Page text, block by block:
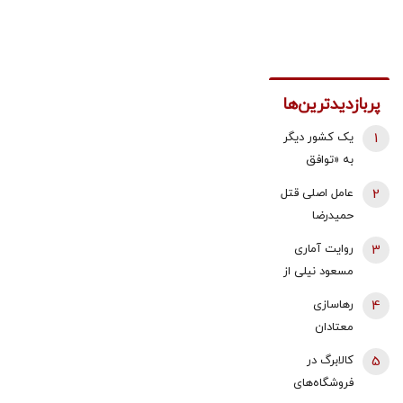
پربازدیدترین‌ها
یک کشور دیگر
به «توافق
پیوندد/ ترکیه
خیال ایران را
راحت کرد
1
عامل اصلی قتل
حمیدرضا
دستگیر شد
2
روایت آماری
مسعود نیلی از
1405؛ نرخ ارز،
تقریبا ۵۰ برابر
شده و ۱۶‌
3
رهاسازی
معتادان
متجاهر در
تهران؟/ شرایط
سختی که زنان
4
کالابرگ در
فروشگاه‌های
5